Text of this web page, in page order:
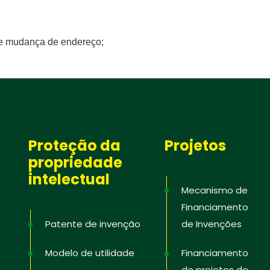
mudança de endereço;
Proteção da
propriedade
intelectual
Patente de invenção
Modelo de utilidade
Projetos
Mecanismo de
Financiamento
de Invenções
Financiamento